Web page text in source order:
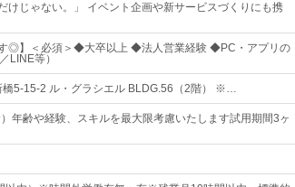
けじゃない。」 イベント企画や新サービスづくりにも携
す◎】＜必須＞◆大卒以上 ◆法人営業経験 ◆PC・アプリの
LINE等）
橋5-15-2 ル・グラシエル BLDG.56（2階） ※…
年齢や経験、スキルを最大限考慮いたします試用期間3ヶ